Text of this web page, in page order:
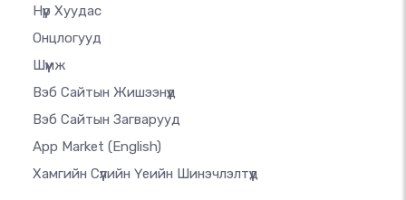
Нүүр Хуудас
Онцлогууд
Шүүмж
Вэб Сайтын Жишээнүүд
Вэб Сайтын Загварууд
App Market (English)
Хамгийн Сүүлийн Үеийн Шинэчлэлтүүд